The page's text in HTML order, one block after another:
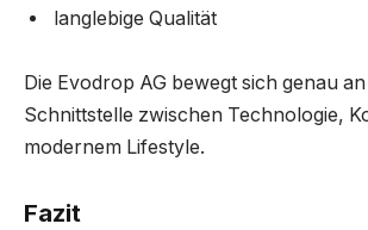
langlebige Qualität
Die Evodrop AG bewegt sich genau
Schnittstelle zwischen Technologie,
modernem Lifestyle.
Fazit